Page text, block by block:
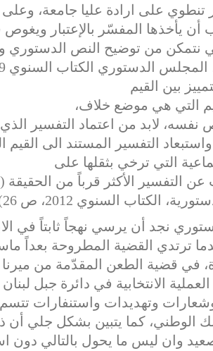
تنطوي على ارادة عليا جامعة،
يأخذها المفسّر بالإعتبار ويغوص
نتمكن من توضيح النص الدستوري
بين القيم
التي هي موضع خلاف،
نفسه، لابد من اعتماد التفسير الذي
واستبعاد التفسير المستند الى القيم
التي ترخي بثقلها على
عن التفسير الأكثر قرباً من
الكتاب السنوي 2012، ص 26).
نجد أن يرسي نهجاً ثابتاً في
ترتدي القضية المطروحة بعداً
في قضية الطعن المقدّمة من ميرنا
الانتخابية في دائرة جبل
وتهديدات واستنفارات تتسم
الوطني، كما يتبين بشكل جلي أن
وان ليس ما يحول بالتالي دون